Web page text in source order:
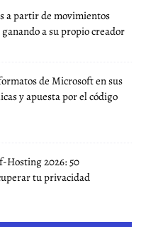
a partir de movimientos
a su propio creador
de Microsoft en sus
y apuesta por el código
Hosting 2026: 50
tu privacidad